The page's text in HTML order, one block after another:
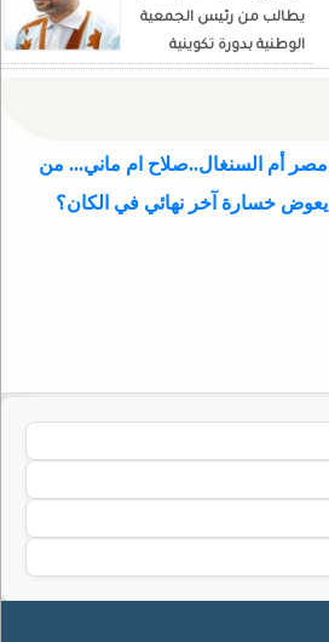
يطالب من رئيس الجمعية
الوطنية بدورة تكوينية
للنواب الجديد
مصر أم السنغال..صلاح ام ماني... من
يعوض خسارة آخر نهائي في الكان؟